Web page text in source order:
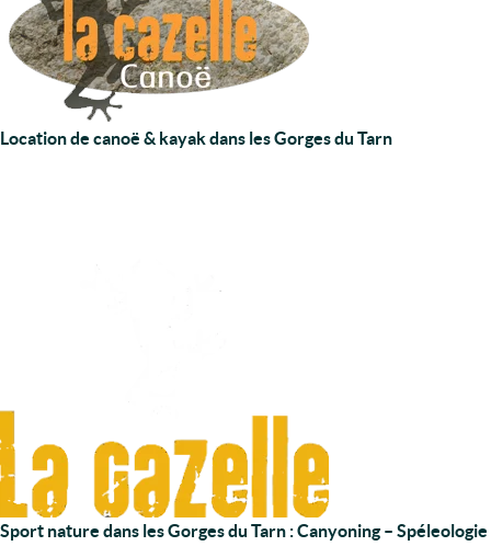
Location de canoë & kayak dans les Gorges du Tarn
Sport nature dans les Gorges du Tarn : Canyoning – Spéleologie